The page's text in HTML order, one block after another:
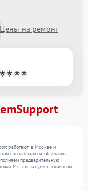
Цены на ремонт
работают в Москве и
фотоаппараты, объективы,
предварительную
Мы согласуем с клиентом
выполняем ремонт с заменой
оказанных услуг